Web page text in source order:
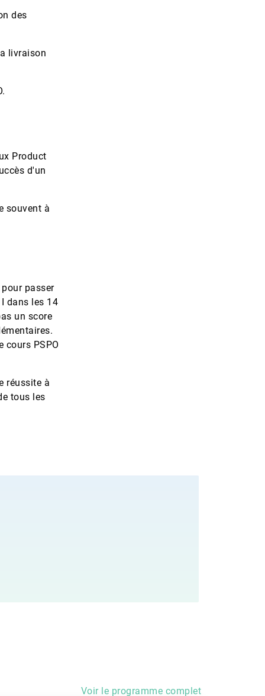
des
livraison
Product
d'un
souvent à
passer
dans les 14
un score
cours PSPO
réussite à
tous les
Voir le programme complet